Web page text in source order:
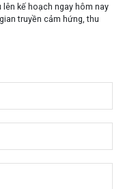
lên kế hoạch ngay hôm nay
truyền cảm hứng, thu